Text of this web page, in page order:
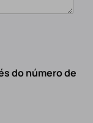
do número de